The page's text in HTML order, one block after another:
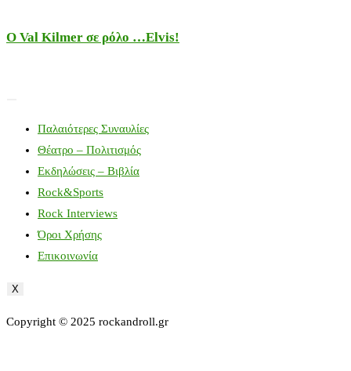
Ο Val Kilmer σε ρόλο …Elvis!
Παλαιότερες Συναυλίες
Θέατρο – Πολιτισμός
Εκδηλώσεις – Βιβλία
Rock&Sports
Rock Interviews
Όροι Χρήσης
Επικοινωνία
X
Copyright © 2025 rockandroll.gr